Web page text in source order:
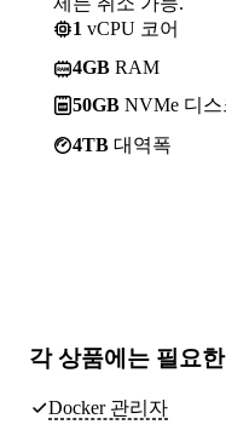
1 vCPU 코어
4GB RAM
50GB NVMe 디
4TB 대역폭
각 상품에는 필요
Docker 관리자